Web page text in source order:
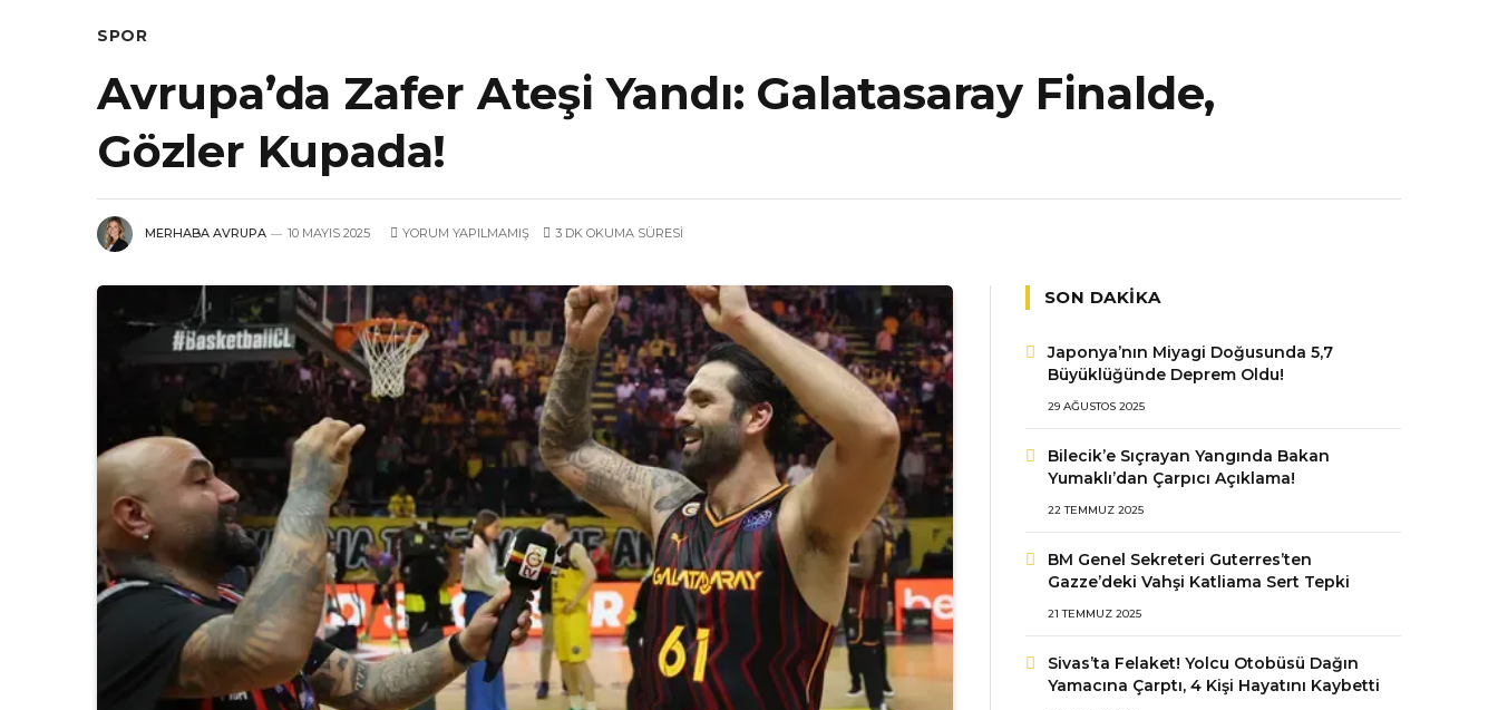
SPOR
Avrupa’da Zafer Ateşi Yandı: Galatasaray Finalde,
Gözler Kupada!
MERHABA AVRUPA 10 MAYIS 2025 YORUM YAPILMAMIŞ 3 DK OKUMA SÜRESI
SON DAKIKA
Japonya’nın Miyagi Doğusunda 5,7
Büyüklüğünde Deprem Oldu!
29 AĞUSTOS 2025
Bilecik’e Sıçrayan Yangında Bakan
Yumaklı’dan Çarpıcı Açıklama!
22 TEMMUZ 2025
BM Genel Sekreteri Guterres’ten
Gazze’deki Vahşi Katliama Sert Tepki
21 TEMMUZ 2025
Sivas’ta Felaket! Yolcu Otobüsü Dağın
Yamacına Çarptı, 4 Kişi Hayatını Kaybetti